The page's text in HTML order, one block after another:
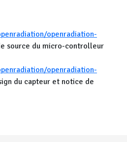
openradiation-
source du micro-controlleur
openradiation-
du capteur et notice de